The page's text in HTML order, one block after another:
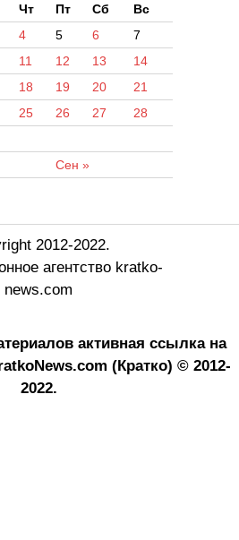
Чт Пт Сб Вс
Сен »
4 5 6
7
11 12 13
14
18 19 20
21
25 26 27
28
2012-2022.
агентство kratko-
news.com
активная ссылка на
(Кратко) © 2012-
2022.